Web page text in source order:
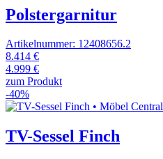
Polstergarnitur
Artikelnummer: 12408656.2
8.414 €
4.999 €
zum Produkt
-40%
TV-Sessel Finch